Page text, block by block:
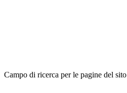
Campo di ricerca per le pagine del sito